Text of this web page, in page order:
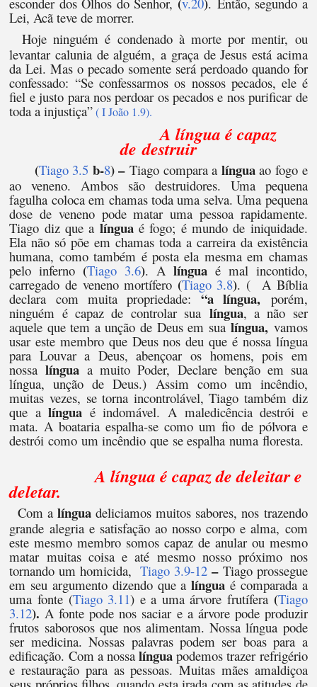
Lei, Acã teve de morrer.
Hoje ninguém é condenado à morte por mentir, ou
levantar calunia de alguém, a graça de Jesus está acima
da Lei. Mas o pecado somente será perdoado quando for
confessado: “Se confessarmos os nossos pecados, ele é
fiel e justo para nos perdoar os pecados e nos purificar de
toda a injustiça” ( I João 1.9).
A língua é capaz
de destruir
(Tiago 3.5 b-8) –Tiago compara a línguaao fogo e
ao veneno. Ambos são destruidores. Uma pequena
fagulha coloca em chamas toda uma selva. Uma pequena
dose de veneno pode matar uma pessoa rapidamente.
Tiago diz que a línguaé fogo; é mundo de iniquidade.
Ela não só põe em chamas toda a carreira da existência
humana, como também é posta ela mesma em chamas
pelo inferno (Tiago 3.6). A línguaé mal incontido,
carregado de veneno mortífero (Tiago 3.8). ( A Bíblia
declara com muita propriedade:
“a língua, porém,
ninguém é capaz de controlar sua língua, a não ser
aquele que tem a unção de Deus em sualíngua, vamos
usar este membro que Deus nos deu que é nossa língua
para Louvar a Deus, abençoar os homens, pois em
nossalíngua a muito Poder, Declare benção em sua
língua, unção de Deus.) Assim como um incêndio,
muitas vezes, se torna incontrolável, Tiago também diz
que alíngua é indomável. A maledicência destrói e
mata. A boataria espalha-se como um fio de pólvora e
destrói como um incêndio que se espalha numa floresta.
A língua é capaz de deleitar e
deletar.
Com a línguadeliciamos muitos sabores, nos trazendo
grande alegria e satisfação ao nosso corpo e alma, com
este mesmo membro somos capaz de anular ou mesmo
matar muitas coisa e até mesmo nosso próximo nos
tornando um homicida, Tiago 3.9-12–Tiago prossegue
em seu argumento dizendo que alíngua é comparada a
uma fonte (Tiago 3.11) e a uma árvore frutífera (Tiago
3.12). A fonte pode nos saciar e a árvore pode produzir
frutos saborosos que nos alimentam. Nossa língua pode
ser medicina. Nossas palavras podem ser boas para a
edificação. Com a nossalíngua podemos trazer refrigério
e restauração para as pessoas. Muitas mães amaldiçoa